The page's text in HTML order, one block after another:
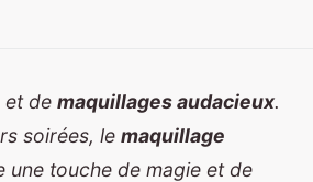
et de maquillages audacieux.
soirées, le maquillage
une touche de magie et de